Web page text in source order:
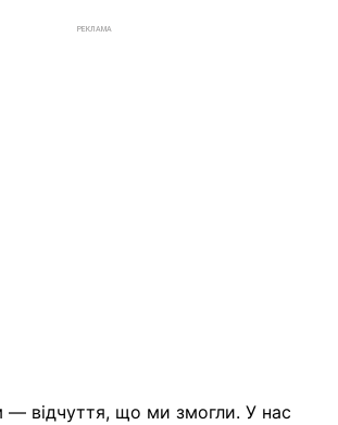
РЕКЛАМА
— відчуття, що ми змогли. У нас